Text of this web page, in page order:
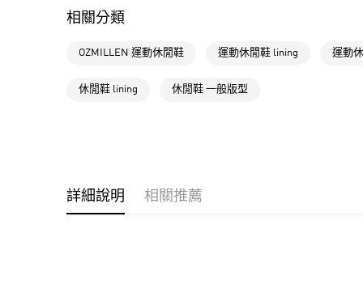
相關分類
OZMILLEN 運動休閒鞋 運動休閒鞋 lining 運動
休閒鞋 lining 休閒鞋 一般版型
詳細說明 相關推薦